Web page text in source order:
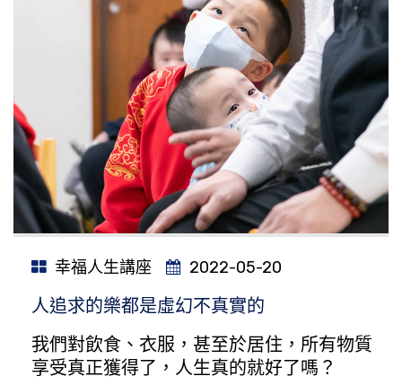
幸福人生講座 2022-05-20
人追求的樂都是虛幻不真實的
我們對飲食、衣服，甚至於居住，所有物質
享受真正獲得了，人生真的就好了嗎？